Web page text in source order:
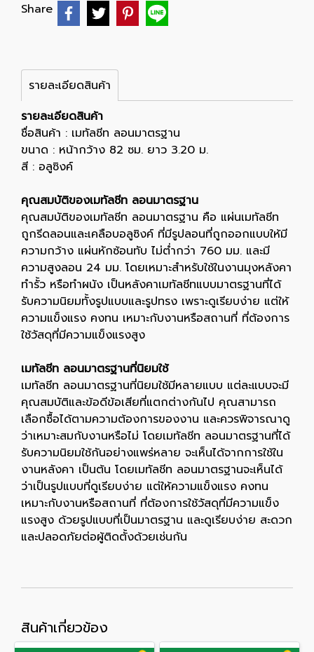
Share
รายละเอียดสินค้า
รายละเอียดสินค้า
ชื่อสินค้า : เมทัลชีท ลอนมาตรฐาน
ขนาด : หน้ากว้าง 82 ซม. ยาว 3.20 ม.
สี : อลูซิงค์
คุณสมบัติของเมทัลชีท ลอนมาตรฐาน
คุณสมบัติของเมทัลชีท ลอนมาตรฐาน คือ แผ่นเมทัลชีท
ถูกรีดลอนและเคลือบอลูซิงค์ ที่มีรูปลอนที่ถูกออกแบบให้มี
ความกว้าง แผ่นหักซ้อนทับ ไม่ต่ำกว่า 760 มม. และมี
ความสูงลอน 24 มม. โดยเหมาะสำหรับใช้ในงานมุงหลังคา
ทำรั้ว หรือทำผนัง เป็นหลังคาเมทัลชีทแบบมาตรฐานที่ได้
รับความนิยมทั้งรูปแบบและรูปทรง เพราะดูเรียบง่าย แต่ให้
ความแข็งแรง คงทน เหมาะกับงานหรือสถานที่ ที่ต้องการ
ใช้วัสดุที่มีความแข็งแรงสูง
เมทัลชีท ลอนมาตรฐานที่นิยมใช้
เมทัลชีท ลอนมาตรฐานที่นิยมใช้มีหลายแบบ แต่ละแบบจะมี
คุณสมบัติและข้อดีข้อเสียที่แตกต่างกันไป คุณสามารถ
เลือกซื้อได้ตามความต้องการของงาน และควรพิจารณาดู
ว่าเหมาะสมกับงานหรือไม่ โดยเมทัลชีท ลอนมาตรฐานที่ได้
รับความนิยมใช้กันอย่างแพร่หลาย จะเห็นได้จากการใช้ใน
งานหลังคา เป็นต้น โดยเมทัลชีท ลอนมาตรฐานจะเห็นได้
ว่าเป็นรูปแบบที่ดูเรียบง่าย แต่ให้ความแข็งแรง คงทน
เหมาะกับงานหรือสถานที่ ที่ต้องการใช้วัสดุที่มีความแข็ง
แรงสูง ด้วยรูปแบบที่เป็นมาตรฐาน และดูเรียบง่าย สะดวก
และปลอดภัยต่อผู้ติดตั้งด้วยเช่นกัน
สินค้าเกี่ยวข้อง